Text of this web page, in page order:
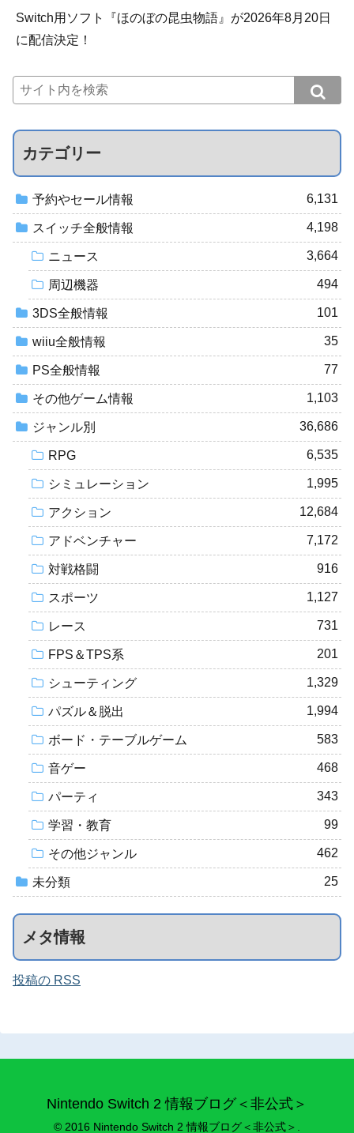
Switch用ソフト『ほのぼの昆虫物語』が2026年8月20日
に配信決定！
カテゴリー
予約やセール情報 6,131
スイッチ全般情報 4,198
ニュース 3,664
周辺機器 494
3DS全般情報 101
wiiu全般情報 35
PS全般情報 77
その他ゲーム情報 1,103
ジャンル別 36,686
RPG 6,535
シミュレーション 1,995
アクション 12,684
アドベンチャー 7,172
対戦格闘 916
スポーツ 1,127
レース 731
FPS＆TPS系 201
シューティング 1,329
パズル＆脱出 1,994
ボード・テーブルゲーム 583
音ゲー 468
パーティ 343
学習・教育 99
その他ジャンル 462
未分類 25
メタ情報
投稿の RSS
Nintendo Switch 2 情報ブログ＜非公式＞
© 2016 Nintendo Switch 2 情報ブログ＜非公式＞.